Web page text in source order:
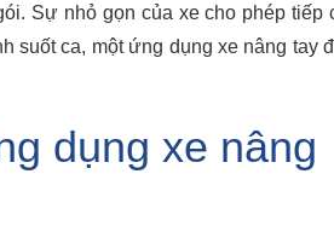
Sự nhỏ gọn của xe cho phép tiếp
suốt ca, một ứng dụng xe nâng tay
dụng xe nâng